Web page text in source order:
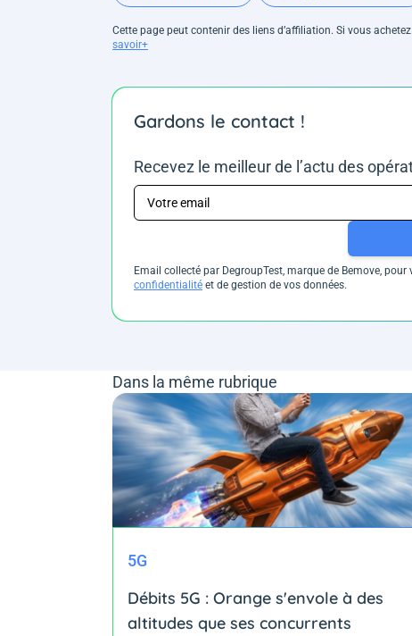
Cette page peut contenir des liens d’affiliation. Si vous
savoir+
Gardons le contact !
Recevez le meilleur de l’actu des
Email collecté par DegroupTest, marque de Bemove,
confidentialité et de gestion de vos données.
Dans la même rubrique
5G
Débits 5G : Orange s'envole à des
altitudes que ses concurrents